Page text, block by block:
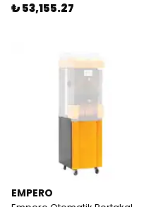
₺ 53,155.27
EMPERO